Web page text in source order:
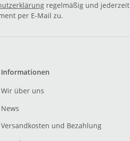
regelmäßig und jederzeit
per E-Mail zu.
Informationen
Wir über uns
News
Versandkosten und Bezahlung